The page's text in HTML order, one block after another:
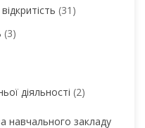
(31)
(3)
діяльності (2)
навчального закладу